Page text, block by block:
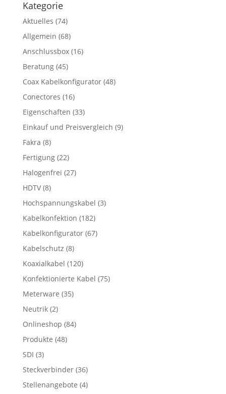
Kategorie
Aktuelles (74)
Allgemein (68)
Anschlussbox(16)
Beratung(45)
Coax Kabelkonfigurator(48)
Conectores (16)
Eigenschaften (33)
Einkauf und Preisvergleich (9)
Fakra (8)
Fertigung(22)
Halogenfrei (27)
HDTV(8)
Hochspannungskabel (3)
Kabelkonfektion (182)
Kabelkonfigurator(67)
Kabelschutz (8)
Koaxialkabel (120)
Konfektionierte Kabel (75)
Meterware (35)
Neutrik(2)
Onlineshop (84)
Produkte (48)
SDI (3)
Steckverbinder(36)
Stellenangebote (4)